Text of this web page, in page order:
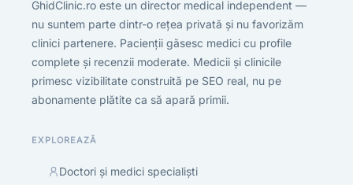
GhidClinic.ro este un director medical independent —
nu suntem parte dintr-o rețea privată și nu favorizăm
clinici partenere. Pacienții găsesc medici cu profile
complete și recenzii moderate. Medicii și clinicile
primesc vizibilitate construită pe SEO real, nu pe
abonamente plătite ca să apară primii.
EXPLOREAZĂ
Doctori și medici specialiști